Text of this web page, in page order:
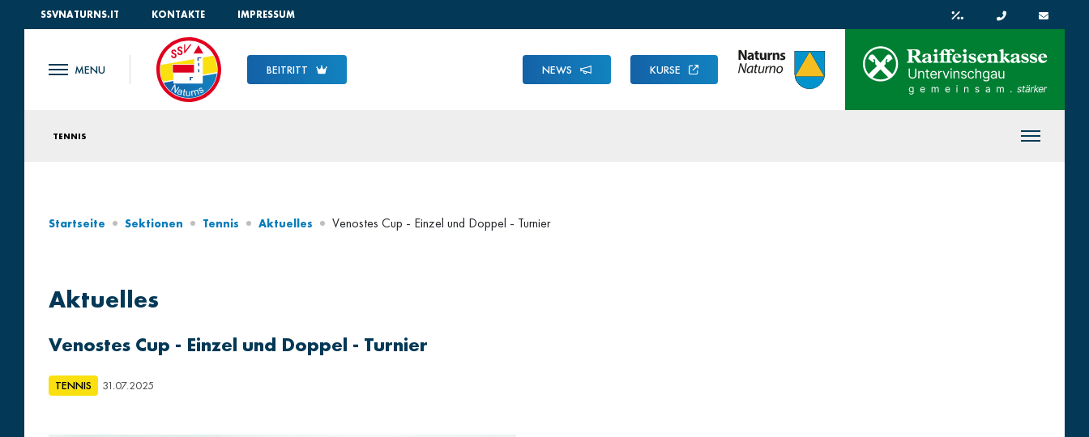
SSVNATURNS.IT KONTAKTE IMPRESSUM
BEITRITT NEWS KURSE
TENNIS
Startseite Sektionen Tennis Aktuelles Venostes Cup - Einzel und Doppel - Turnier
Aktuelles
Venostes Cup - Einzel und Doppel - Turnier
TENNIS 31.07.2025